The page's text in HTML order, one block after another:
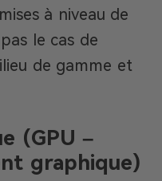
à niveau de
le cas de
de gamme et
(GPU –
graphique)